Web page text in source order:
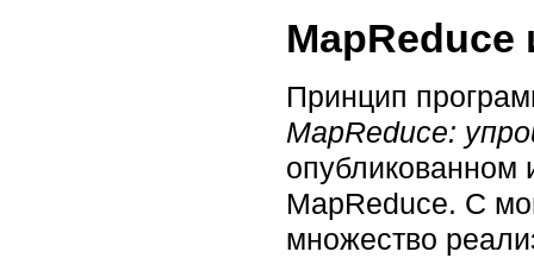
MapReduce
Принцип
MapReduce:
MapReduce. С
множество